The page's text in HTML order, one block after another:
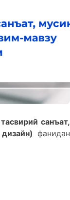
тасвирий санъат,
фанидан